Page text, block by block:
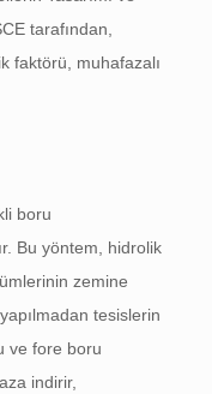
tarafından,
faktörü, muhafazalı
boru
Bu yöntem, hidrolik
zemine
tesislerin
ve fore boru
indirir,